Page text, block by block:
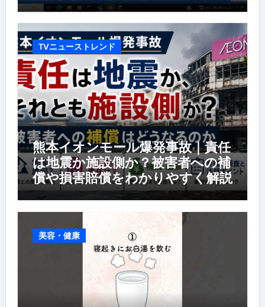
TVニューストレンド
熊本イオンモール爆発事故｜責任
は地震か施設側か？被害者への補
償や損害賠償をわかりやすく解説
美容・健康